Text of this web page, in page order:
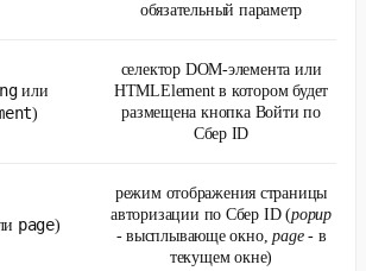
обязательный параметр
или
)
селектор DOM-элемента или
HTMLElement в котором будет
размещена кнопка Войти по
Сбер ID
page)
режим отображения страницы
авторизации по Сбер ID (popup
- высплывающе окно,page- в
текущем окне)